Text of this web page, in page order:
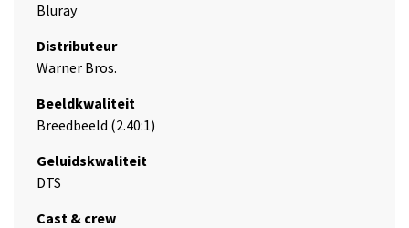
Bluray
Distributeur
Warner Bros.
Beeldkwaliteit
Breedbeeld (2.40:1)
Geluidskwaliteit
DTS
Cast & crew